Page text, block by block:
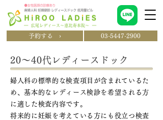
予約する › 03-5447-2900
20～40代レディースドック
婦人科の標準的な検査項目が含まれているた
め、基本的なレディース検診を希望される方
に適した検査内容です。
将来的に妊娠を考えている方にも役立つ検査